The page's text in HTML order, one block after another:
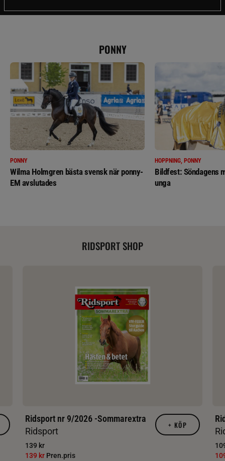
PONNY
PONNY
Wilma Holmgren bästa svensk när ponny-
EM avslutades
HOPPNING, PONNY
Bildfest: Söndagens
unga
RIDSPORT SHOP
Ridsport nr 9/2026 -Sommarextra
Ridsport
139 kr
139 kr Pren.pris
+ KÖP